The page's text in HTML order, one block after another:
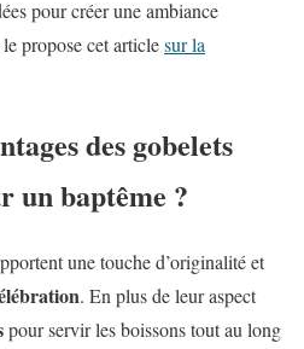
pour créer une ambiance
propose cet articlesur la
des gobelets
un baptême ?
une touche d’originalité et
. En plus de leur aspect
pour servir les boissons tout au long